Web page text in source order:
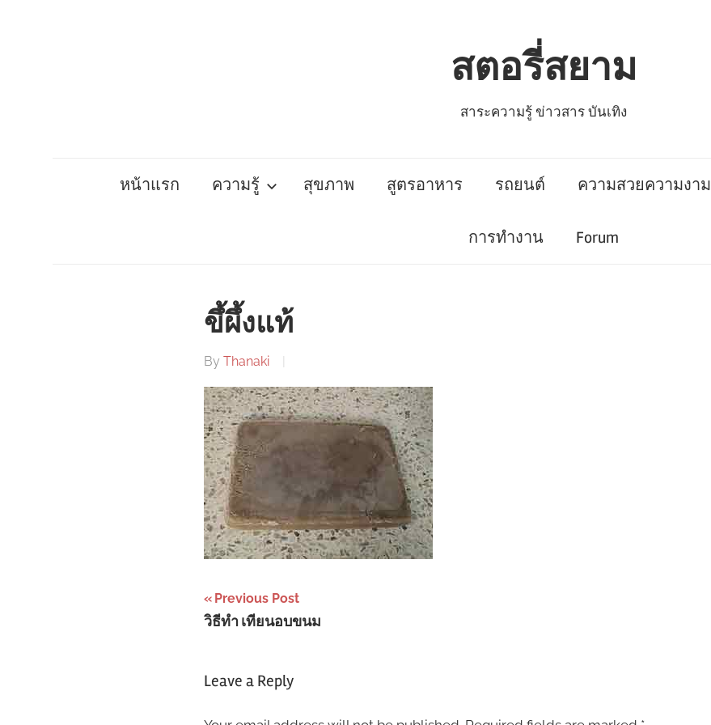
สตอรี่สยาม
สาระความรู้ ข่าวสาร บันเทิง
หน้าแรก ความรู้ สุขภาพ สูตรอาหาร รถยนต์ ความสวยความงาม
การทำงาน Forum
ขึ้ผึ้งแท้
By Thanaki
Post
navigation
Previous Post
วิธีทำ เทียนอบขนม
Leave a Reply